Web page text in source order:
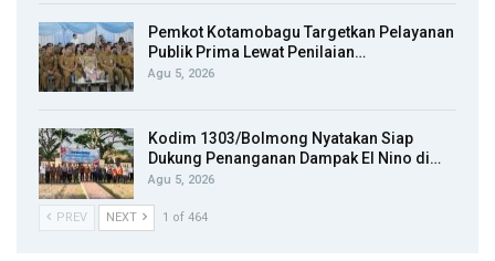
Pemkot Kotamobagu Targetkan Pelayanan
Publik Prima Lewat Penilaian…
Agu 5, 2026
Kodim 1303/Bolmong Nyatakan Siap
Dukung Penanganan Dampak El Nino di…
Agu 5, 2026
PREV NEXT 1 of 464